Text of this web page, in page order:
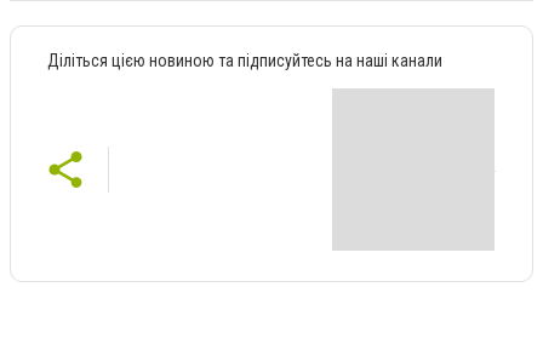
Діліться цією новиною та підписуйтесь на наші канали